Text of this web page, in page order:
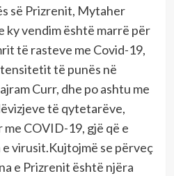
së Prizrenit, Mytaher
ky vendim është marrë për
të rasteve me Covid-19,
të punës në
Curr, dhe po ashtu me
të qytetarëve,
COVID-19, gjë që e
virusit.Kujtojmë se përveç
e Prizrenit është njëra